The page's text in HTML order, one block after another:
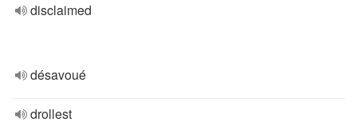
disclaimed
désavoué
drollest